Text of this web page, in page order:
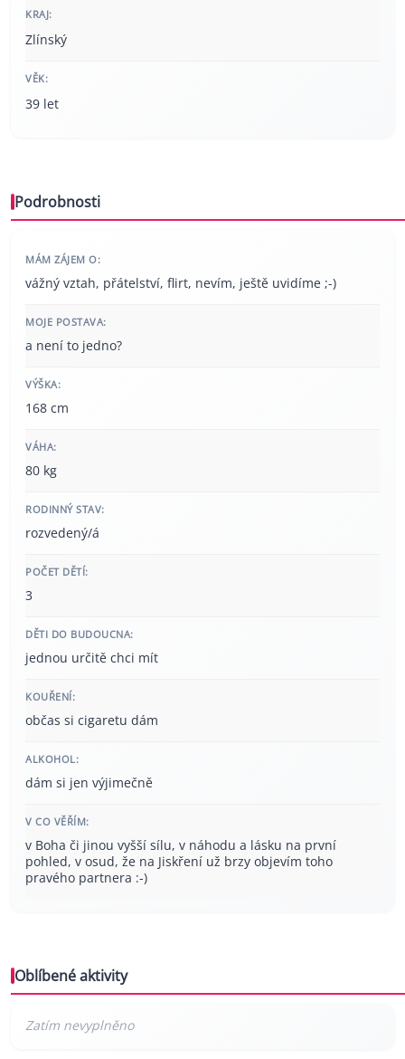
KRAJ:
Zlínský
VĚK:
39 let
Podrobnosti
MÁM ZÁJEM O:
vážný vztah, přátelství, flirt, nevím, ještě uvidíme ;-)
MOJE POSTAVA:
a není to jedno?
VÝŠKA:
168 cm
VÁHA:
80 kg
RODINNÝ STAV:
rozvedený/á
POČET DĚTÍ:
3
DĚTI DO BUDOUCNA:
jednou určitě chci mít
KOUŘENÍ:
občas si cigaretu dám
ALKOHOL:
dám si jen výjimečně
V CO VĚŘÍM:
v Boha či jinou vyšší sílu, v náhodu a lásku na první
pohled, v osud, že na Jiskření už brzy objevím toho
pravého partnera :-)
Oblíbené aktivity